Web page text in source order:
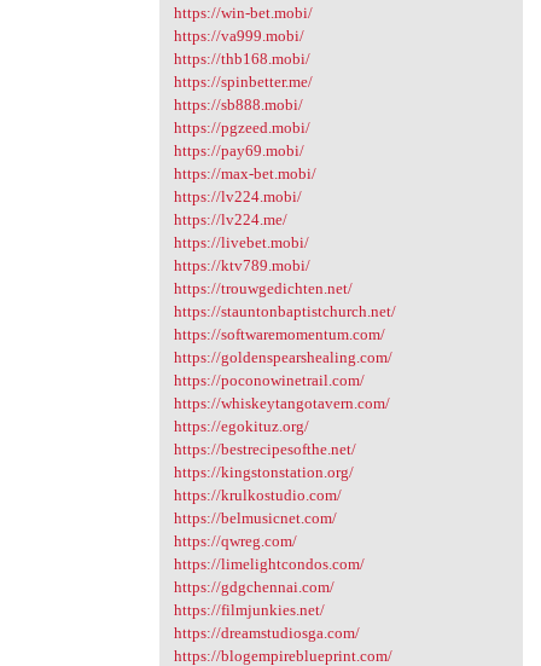
https://win-bet.mobi/
https://va999.mobi/
https://thb168.mobi/
https://spinbetter.me/
https://sb888.mobi/
https://pgzeed.mobi/
https://pay69.mobi/
https://max-bet.mobi/
https://lv224.mobi/
https://lv224.me/
https://livebet.mobi/
https://ktv789.mobi/
https://trouwgedichten.net/
https://stauntonbaptistchurch.net/
https://softwaremomentum.com/
https://goldenspearshealing.com/
https://poconowinetrail.com/
https://whiskeytangotavern.com/
https://egokituz.org/
https://bestrecipesofthe.net/
https://kingstonstation.org/
https://krulkostudio.com/
https://belmusicnet.com/
https://qwreg.com/
https://limelightcondos.com/
https://gdgchennai.com/
https://filmjunkies.net/
https://dreamstudiosga.com/
https://blogempireblueprint.com/